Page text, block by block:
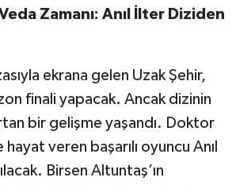
Zamanı: Anıl İlter Diziden
ekrana gelen Uzak Şehir,
finali yapacak. Ancak dizinin
bir gelişme yaşandı. Doktor
veren başarılı oyuncu Anıl
Birsen Altuntaş’ın